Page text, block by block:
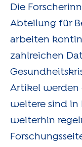
Die
Abteilung für
arbeiten
zahlreichen
Artikel
weitere sind in
weiterhin